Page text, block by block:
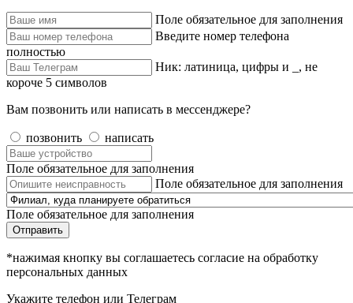
Поле обязательное для заполнения
Введите номер телефона
полностью
Ник: латиница, цифры и _, не
короче 5 символов
Вам позвонить или написать в мессенджере?
позвонить написать
Поле обязательное для заполнения
Поле обязательное для заполнения
Поле обязательное для заполнения
Отправить
*нажимая кнопку вы соглашаетесь согласие на обработку
персональных данных
Укажите телефон или Телеграм